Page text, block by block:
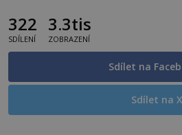
322
SDÍLENÍ
3.3tis
ZOBRAZENÍ
Sdílet na
Sdílet na X